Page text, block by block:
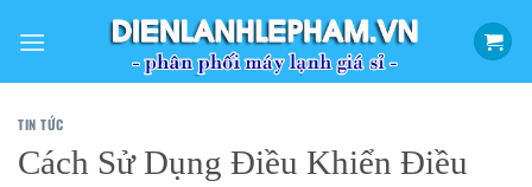
qua
TIN TỨC
Cách Sử Dụng Điều Khiển Điều